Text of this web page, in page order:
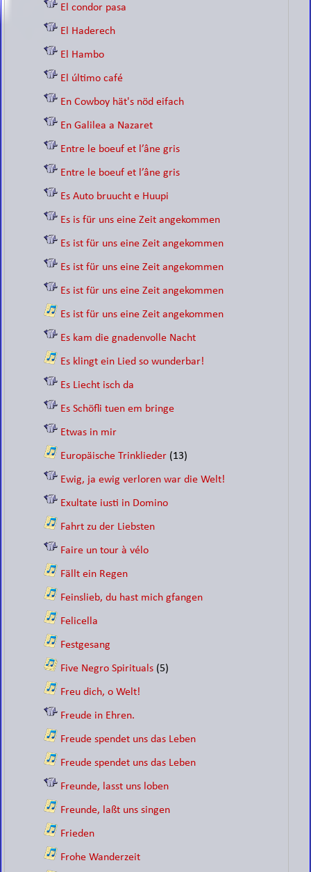
El condor pasa
El Haderech
El Hambo
El último café
En Cowboy hät's nöd eifach
En Galilea a Nazaret
Entre le boeuf et l’âne gris
Entre le boeuf et l’âne gris
Es Auto bruucht e Huupi
Es is für uns eine Zeit angekommen
Es ist für uns eine Zeit angekommen
Es ist für uns eine Zeit angekommen
Es ist für uns eine Zeit angekommen
Es ist für uns eine Zeit angekommen
Es kam die gnadenvolle Nacht
Es klingt ein Lied so wunderbar!
Es Liecht isch da
Es Schöfli tuen em bringe
Etwas in mir
Europäische Trinklieder (13)
Ewig, ja ewig verloren war die Welt!
Exultate iusti in Domino
Fahrt zu der Liebsten
Faire un tour à vélo
Fällt ein Regen
Feinslieb, du hast mich gfangen
Felicella
Festgesang
Five Negro Spirituals (5)
Freu dich, o Welt!
Freude in Ehren.
Freude spendet uns das Leben
Freude spendet uns das Leben
Freunde, lasst uns loben
Freunde, laßt uns singen
Frieden
Frohe Wanderzeit